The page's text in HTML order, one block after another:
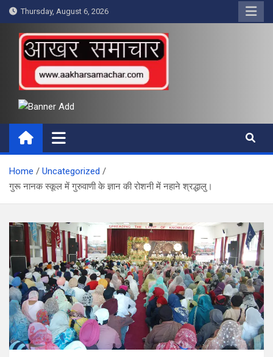
Skip
to
content
Thursday, August 6, 2026
आखर समाचार
Home
Uncategorized
गुरू नानक स्कूल में गुरुवाणी के ज्ञान की रोशनी में नहाने श्रद्धालु।